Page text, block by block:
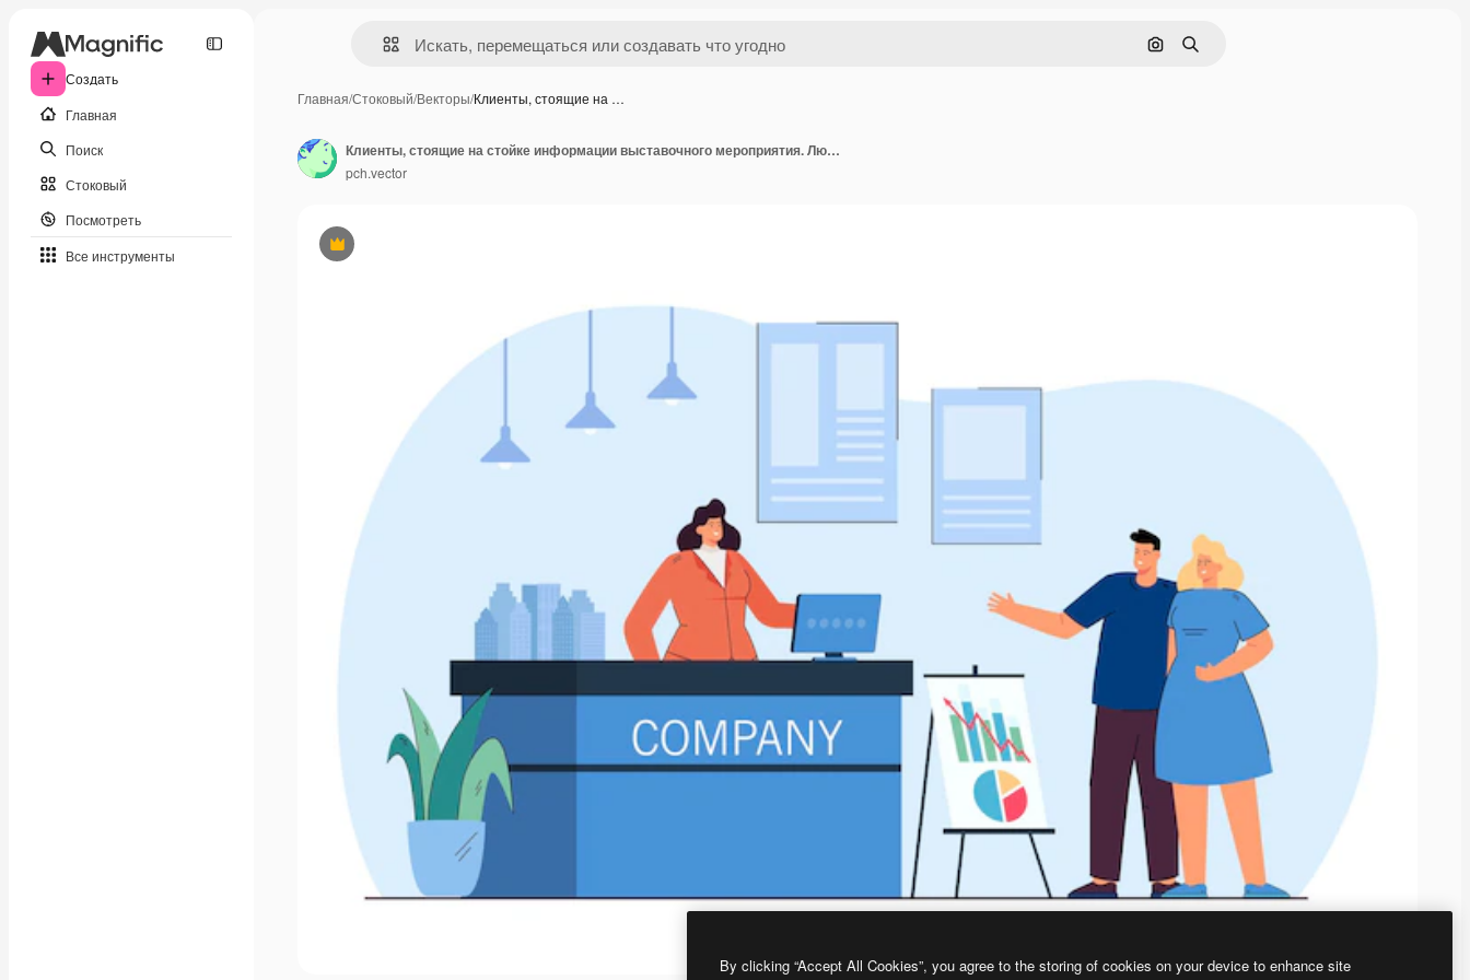
Создать
Главная
Поиск
Стоковый
Посмотреть
Все инструменты
Поиск по изображению
Поиск
Главная/Стоковый/Векторы/Клиенты, стоящие на …
Премиум
Клиенты, стоящие на стойке информации выставочного мероприятия. Люди, посещающие выставку продуктов в зале выставочного бизнес-центра плоской векторной иллюстрации. Ярмарка, демонстрация концепции экспонатов
pch.vector
By clicking “Accept All Cookies”, you agree to the storing of cookies on your device to enhance site